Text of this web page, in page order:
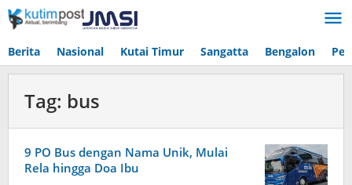
Lewati
ke
Berita Nasional Kutai Timur Sangatta Bengalon
Tag: bus
9 PO Bus dengan Nama Unik, Mulai
Rela hingga Doa Ibu